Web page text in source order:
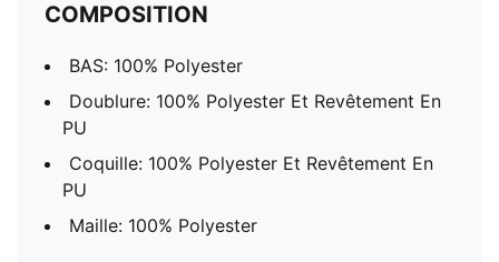
COMPOSITION
BAS: 100% Polyester
Doublure: 100% Polyester Et Revêtement En
PU
Coquille: 100% Polyester Et Revêtement En
PU
Maille: 100% Polyester